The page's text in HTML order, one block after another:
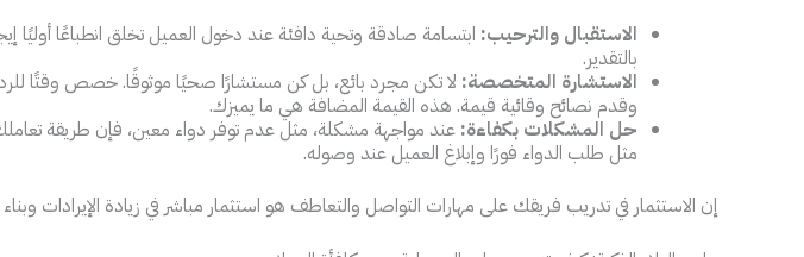
الاستقبال والترحيب: ابتسامة صادقة وتحية دافئة عند دخول العميل تخلق انطباعًا
بالتقدير.
الاستشارة المتخصصة: لا تكن مجرد بائع، بل كن مستشارًا صحيًا موثوقًا. خصص وقتًا
وقدم نصائح وقائية قيمة. هذه القيمة المضافة هي ما يميزك.
حل المشكلات بكفاءة: عند مواجهة مشكلة، مثل عدم توفر دواء معين، فإن طريقة
مثل طلب الدواء فورًا وإبلاغ العميل عند وصوله.
إن الاستثمار في تدريب فريقك على مهارات التواصل والتعاطف هو استثمار مباشر في زيادة الإيرادات